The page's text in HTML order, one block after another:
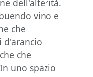
dell'alterità.
vino e
che
d'arancio
che
uno spazio